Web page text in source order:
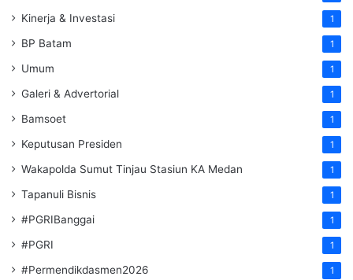
Kinerja & Investasi 1
BP Batam 1
Umum 1
Galeri & Advertorial 1
Bamsoet 1
Keputusan Presiden 1
Wakapolda Sumut Tinjau Stasiun KA Medan 1
Tapanuli Bisnis 1
#PGRIBanggai 1
#PGRI 1
#Permendikdasmen2026 1